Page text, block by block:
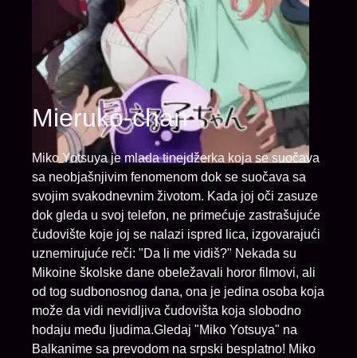
Mieruko-chan
Miko Yotsuya je mlada tinejdžerka koja se suočava
sa neobjašnjivim fenomenom dok se suočava sa
svojim svakodnevnim životom. Kada joj oči zasuze
dok gleda u svoj telefon, ne primećuje zastrašujuće
čudovište koje joj se nalazi ispred lica, izgovarajući
uznemirujuće reči: "Da li me vidiš?" Nekada su
Mikoine školske dane obeležavali horor filmovi, ali
od tog sudbonosnog dana, ona je jedina osoba koja
može da vidi nevidljiva čudovišta koja slobodno
hodaju među ljudima.Gledaj "Miko Yotsuya" na
Balkanime sa prevodom na srpski besplatno! Miko